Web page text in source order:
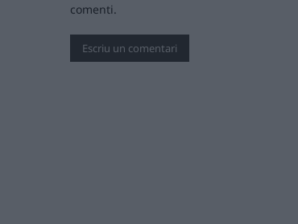
comenti.